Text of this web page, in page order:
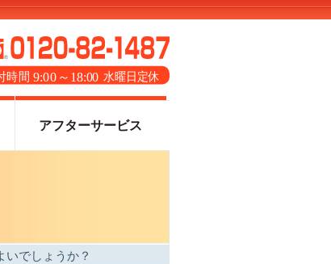
アフターサービス
いでしょうか？